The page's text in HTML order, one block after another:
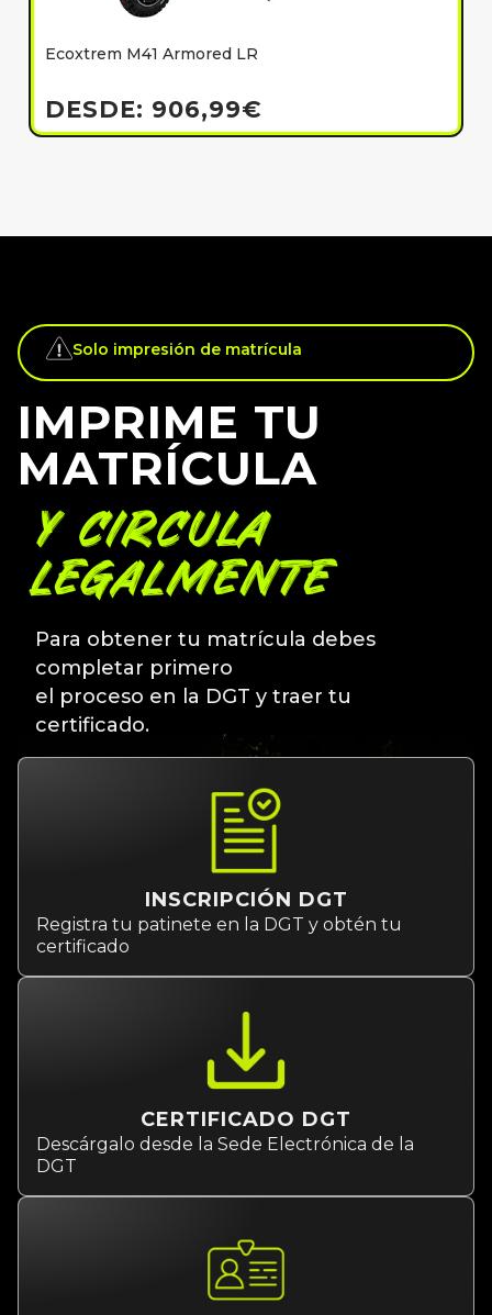
Ecoxtrem M41 Armored LR
DESDE: 906,99€
Solo impresión de matrícula
IMPRIME TU
MATRÍCULA
Y CIRCULA
LEGALMENTE
Para obtener tu matrícula debes
completar primero
el proceso en la DGT y traer tu
certificado.
INSCRIPCIÓN DGT
Registra tu patinete en la DGT y obtén tu
certificado
CERTIFICADO DGT
Descárgalo desde la Sede Electrónica de la
DGT